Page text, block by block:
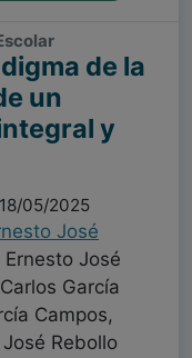
de la
un
y
05/2025
José
Ernesto José
García
Campos,
Rebollo